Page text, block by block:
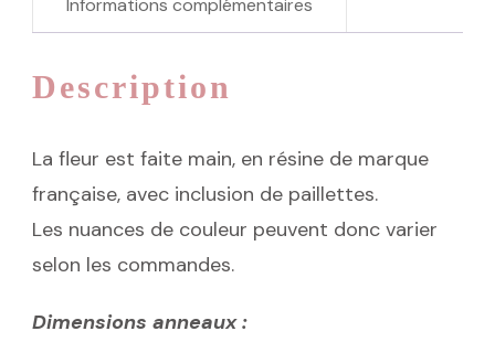
Informations complémentaires
Description
La fleur est faite main, en résine de marque
française, avec inclusion de paillettes.
Les nuances de couleur peuvent donc varier
selon les commandes.
Dimensions anneaux :